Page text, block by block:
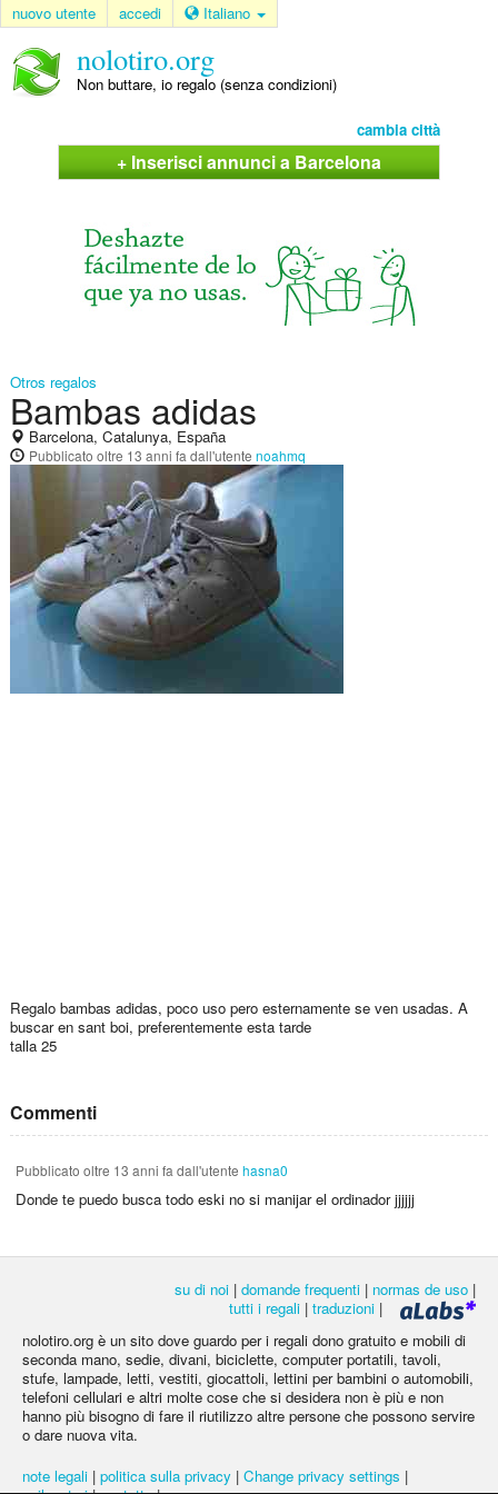
nuovo utente accedi Italiano
nolotiro.org
Non buttare, io regalo (senza condizioni)
cambia città
+ Inserisci annunci a Barcelona
Otros regalos
Bambas adidas
Barcelona, Catalunya, España
Pubblicato oltre 13 anni fa dall'utente noahmq
Regalo bambas adidas, poco uso pero esternamente se ven usadas. A
buscar en sant boi, preferentemente esta tarde
talla 25
Commenti
Pubblicato oltre 13 anni fa dall'utente hasna0
Donde te puedo busca todo eski no si manijar el ordinador jjjjjj
su di noi | domande frequenti | normas de uso |
tutti i regali | traduzioni |
nolotiro.org è un sito dove guardo per i regali dono gratuito e mobili di
seconda mano, sedie, divani, biciclette, computer portatili, tavoli,
stufe, lampade, letti, vestiti, giocattoli, lettini per bambini o automobili,
telefoni cellulari e altri molte cose che si desidera non è più e non
hanno più bisogno di fare il riutilizzo altre persone che possono servire
o dare nuova vita.
note legali | politica sulla privacy | Change privacy settings |